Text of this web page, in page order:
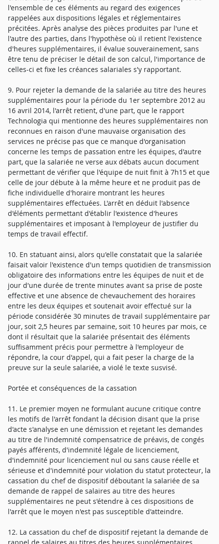
l'ensemble de ces éléments au regard des exigences
rappelées aux dispositions légales et réglementaires
précitées. Après analyse des pièces produites par l'une et
l'autre des parties, dans l'hypothèse où il retient l'existence
d'heures supplémentaires, il évalue souverainement, sans
être tenu de préciser le détail de son calcul, l'importance de
celles-ci et fixe les créances salariales s'y rapportant.
9. Pour rejeter la demande de la salariée au titre des heures
supplémentaires pour la période du 1er septembre 2012 au
16 avril 2014, l'arrêt retient, d'une part, que le rapport
Technologia qui mentionne des heures supplémentaires non
reconnues en raison d'une mauvaise organisation des
services ne précise pas que ce manque d'organisation
concerne les temps de passation entre les équipes, d'autre
part, que la salariée ne verse aux débats aucun document
permettant de vérifier que l'équipe de nuit finit à 7h15 et que
celle de jour débute à la même heure et ne produit pas de
fiche individuelle d'horaire montrant les heures
supplémentaires effectuées. L'arrêt en déduit l'absence
d'éléments permettant d'établir l'existence d'heures
supplémentaires et imposant à l'employeur de justifier du
temps de travail effectif.
10. En statuant ainsi, alors qu'elle constatait que la salariée
faisait valoir l'existence d'un temps quotidien de transmission
obligatoire des informations entre les équipes de nuit et de
jour d'une durée de trente minutes avant sa prise de poste
effective et une absence de chevauchement des horaires
entre les deux équipes et soutenait avoir effectué sur la
période considérée 30 minutes de travail supplémentaire par
jour, soit 2,5 heures par semaine, soit 10 heures par mois, ce
dont il résultait que la salariée présentait des éléments
suffisamment précis pour permettre à l'employeur de
répondre, la cour d'appel, qui a fait peser la charge de la
preuve sur la seule salariée, a violé le texte susvisé.
Portée et conséquences de la cassation
11. Le premier moyen ne formulant aucune critique contre
les motifs de l'arrêt fondant la décision disant que la prise
d'acte s'analyse en une démission et rejetant les demandes
au titre de l'indemnité compensatrice de préavis, de congés
payés afférents, d'indemnité légale de licenciement,
d'indemnité pour licenciement nul ou sans cause réelle et
sérieuse et d'indemnité pour violation du statut protecteur, la
cassation du chef de dispositif déboutant la salariée de sa
demande de rappel de salaires au titre des heures
supplémentaires ne peut s'étendre à ces dispositions de
l'arrêt que le moyen n'est pas susceptible d'atteindre.
12. La cassation du chef de dispositif rejetant la demande de